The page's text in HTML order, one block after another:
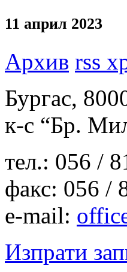
11 април 2023
Архив rss
Бургас,
к-с “Бр.
тел.: 056 /
факс: 056 /
e-mail:
Изпрати